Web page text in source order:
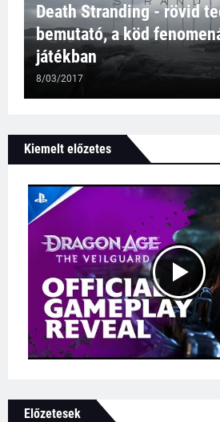
Death Stranding - rövid
bemutató, a köd
játékban
8/03/2017
Kiemelt előzetes
Előzetesek